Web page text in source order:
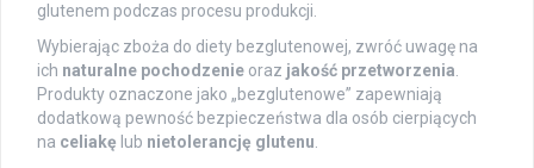
glutenem podczas procesu produkcji.
Wybierając zboża do diety bezglutenowej, zwróć uwagę na
ich naturalne pochodzenie oraz jakość przetworzenia
Produkty oznaczone jako „bezglutenowe” zapewniają
dodatkową pewność bezpieczeństwa dla osób cierpiących
na celiakę lub nietolerancję glutenu